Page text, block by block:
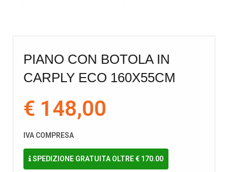
PIANO CON BOTOLA IN
CARPLY ECO 160X55CM
€ 148,00
IVA COMPRESA
SPEDIZIONE GRATUITA OLTRE € 170.00